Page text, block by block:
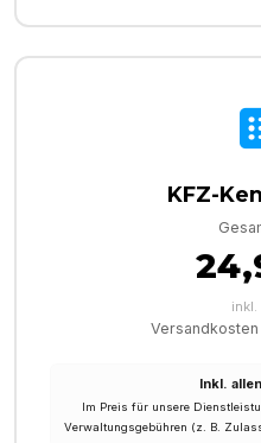
KFZ-
inkl.
Inkl.
Im Preis für unsere
Verwaltungsgebühren (z. B.